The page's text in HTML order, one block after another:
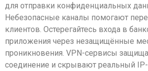
для отправки конфиденциальных
Небезопасные каналы помогают
клиентов. Остерегайтесь входа в
приложения через незащищённые
проникновения. VPN-сервисы
соединение и скрывают реальный